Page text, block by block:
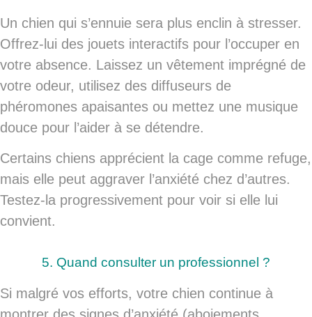
Un chien qui s’ennuie sera plus enclin à stresser.
Offrez-lui des jouets interactifs pour l’occuper en
votre absence. Laissez un vêtement imprégné de
votre odeur, utilisez des diffuseurs de
phéromones apaisantes ou mettez une musique
douce pour l’aider à se détendre.
Certains chiens apprécient la cage comme refuge,
mais elle peut aggraver l’anxiété chez d’autres.
Testez-la progressivement pour voir si elle lui
convient.
5. Quand consulter un professionnel ?
Si malgré vos efforts, votre chien continue à
montrer des signes d’anxiété (aboiements,